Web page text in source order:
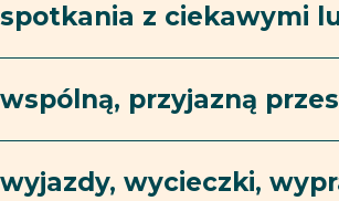
spotkania z ciekawymi
wspólną, przyjazną
wyjazdy, wycieczki,